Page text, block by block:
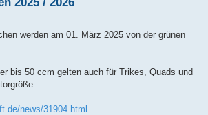
werden am 01. März 2025 von der grünen
bis 50 ccm gelten auch für Trikes, Quads und
news/31904.html